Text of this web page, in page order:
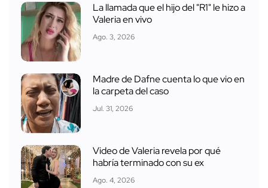
La llamada que el hijo del "R1" le hizo a
Valeria en vivo
Ago. 3, 2026
Madre de Dafne cuenta lo que vio en
la carpeta del caso
Jul. 31, 2026
Video de Valeria revela por qué
habría terminado con su ex
Ago. 4, 2026